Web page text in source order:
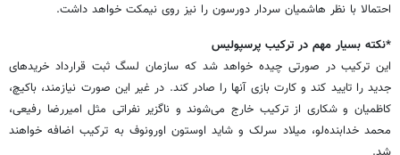
احتمالا با نظر هاشمیان سردار دورسون را نیز روی نیمکت خواهد داشت.
*نکته بسیار مهم در ترکیب پرسپولیس
این ترکیب در صورتی چیده خواهد شد که سازمان لسگ ثبت قرارداد خریدهای
جدید را تایید کند و کارت بازی آنها را صادر کند. در غیر این صورت نیازمند، باکیچ،
کاظمیان و شکاری از ترکیب خارج می‌شوند و ناگزیر نفراتی مثل امیررضا رفیعی،
محمد خدابنده‌لو، میلاد سرلک و شاید اوستون اورونوف به ترکیب اضافه خواهند